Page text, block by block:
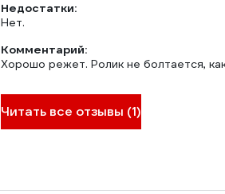
Недостатки:
Нет.
Комментарий:
Хорошо режет. Ролик не болтается,
Читать все отзывы (1)